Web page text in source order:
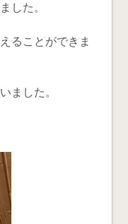
した。
ることができま
ました。